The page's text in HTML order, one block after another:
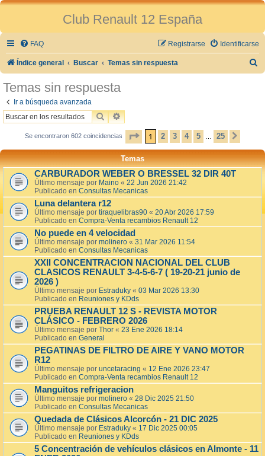
Club Renault 12 España
FAQ Identificarse
Registrarse
Índice general Buscar Temas sin respuesta
Temas sin respuesta
Ir a búsqueda avanzada
BUSCARBÚSQUEDA AVANZADA
Se encontraron 602 coincidencias PÁGINA 1DE 25
1 2 3 4 5 … 25
Temas
CARBURADOR WEBER O BRESSEL 32 DIR 40T
Último mensaje por Maino « 22 Jun 2026 21:42
Publicado en Consultas Mecanicas
Luna delantera r12
Último mensaje por tiraquelibras90 « 20 Abr 2026 17:59
Publicado en Compra-Venta recambios Renault 12
No puede en 4 velocidad
Último mensaje por molinero « 31 Mar 2026 11:54
Publicado en Consultas Mecanicas
XXII CONCENTRACION NACIONAL DEL CLUB
CLASICOS RENAULT 3-4-5-6-7 ( 19-20-21 junio de
2026 )
Último mensaje por Estraduky « 03 Mar 2026 13:30
Publicado en Reuniones y KDds
PRUEBA RENAULT 12 S - REVISTA MOTOR
CLÁSICO - FEBRERO 2026
Último mensaje por Thor « 23 Ene 2026 18:14
Publicado en General
PEGATINAS DE FILTRO DE AIRE Y VANO MOTOR
R12
Último mensaje por uncetaracing « 12 Ene 2026 23:47
Publicado en Compra-Venta recambios Renault 12
Manguitos refrigeracion
Último mensaje por molinero « 28 Dic 2025 21:50
Publicado en Consultas Mecanicas
Quedada de Clásicos Alcorcón - 21 DIC 2025
Último mensaje por Estraduky « 17 Dic 2025 00:05
Publicado en Reuniones y KDds
5 Concentración de vehículos clásicos en Almonte - 11